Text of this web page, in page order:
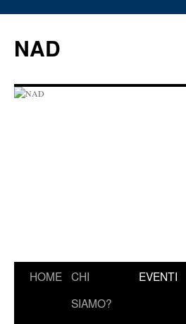
contenuto
NAD
HOME CHI
SIAMO?
EVENTI